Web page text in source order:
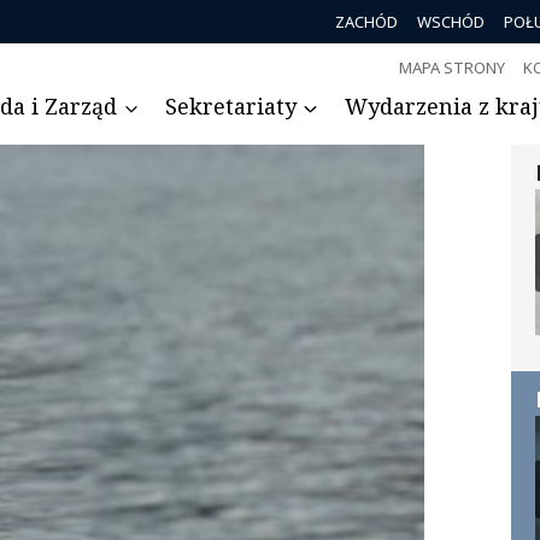
ZACHÓD WSCHÓD
MAPA STRONY
i Zarząd Sekretariaty Wydarzenia z